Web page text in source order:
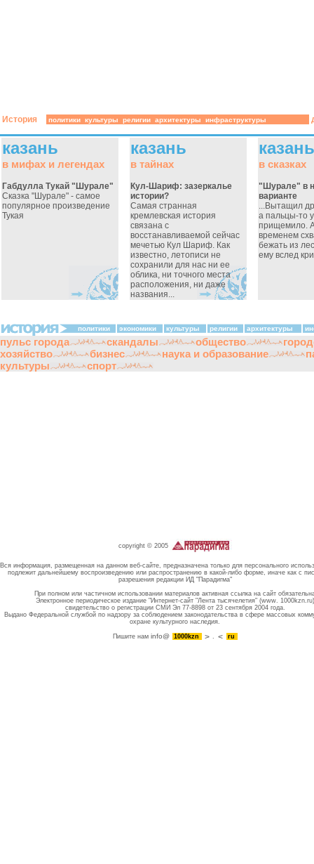
История политики культуры религии архитектуры инфраструктуры
казань
в мифах и легендах
Габдулла Тукай "Шурале"
Сказка "Шурале" - самое
популярное произведение
Тукая
казань
в тайнах
Кул-Шариф: зазеркалье
истории?
Самая странная
кремлевская история
связана с
восстанавливаемой сейчас
мечетью Кул Шариф. Как
известно, летописи не
сохранили для нас ни ее
облика, ни точного места
расположения, ни даже
названия...
казань
в сказках
"Шурале" в
варианте
...Вытащил
а пальцы-то
прищемило.
временем
бежать из
ему вслед
политики экономики культуры религии архитектуры
пульс города скандалы общество
хозяйство
бизнес наука и образование
культуры
спорт
copyright © 2005
Вся информация, размещенная на данном веб-сайте, предназначена только для персонального
подлежит дальнейшему воспроизведению или распространению в какой-либо форме, иначе как с
разрешения редакции ИД "Парадигма"
При полном или частичном использовании материалов активная ссылка на сайт
Электронное периодическое издание "Интернет-сайт "Лента тысячелетия" (www. 1000kzn.ru)
свидетельство о регистрации СМИ Эл 77-8898 от 23 сентября 2004 года.
Выдано Федеральной службой по надзору за соблюдением законодательства в сфере массовых
охране культурного наследия.
Пишите намinfo@ 1000kzn . ru